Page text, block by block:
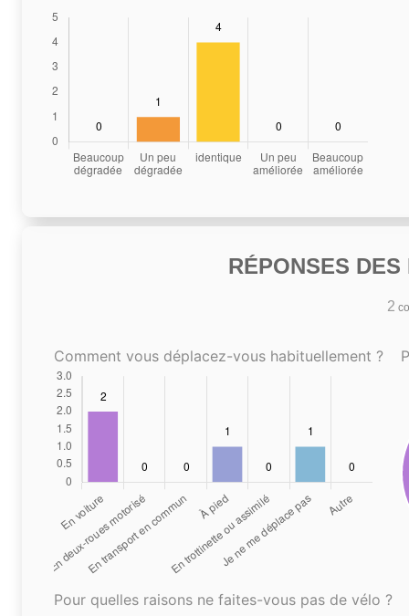
RÉPONSES
2
Comment vous déplacez-vous habituellement ?
Pour quelles raisons ne faites-vous pas de vélo ?